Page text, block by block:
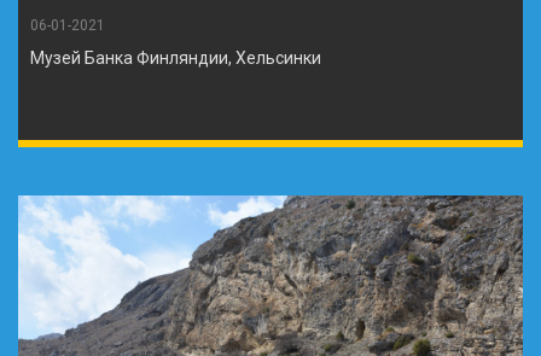
06-01-2021
Музей Банка Финляндии, Хельсинки